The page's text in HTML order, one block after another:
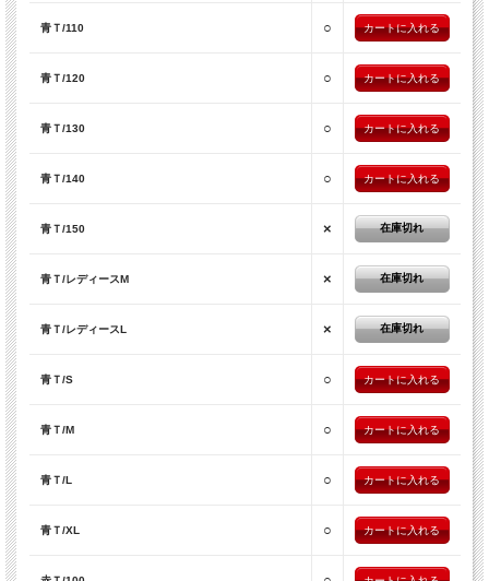
青Ｔ/110 ○
青Ｔ/120 ○
青Ｔ/130 ○
青Ｔ/140 ○
青Ｔ/150 × 在庫切れ
青Ｔ/レディースM × 在庫切れ
青Ｔ/レディースL × 在庫切れ
青Ｔ/S ○
青Ｔ/M ○
青Ｔ/L ○
青Ｔ/XL ○